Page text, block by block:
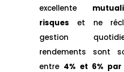
excellente
risques
et ne
gestion
rendements sont
entre 4% et 6%